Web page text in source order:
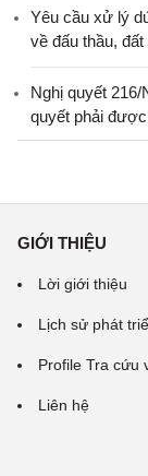
Yêu cầu xử lý
về đấu thầu,
Nghị quyết
quyết phải
GIỚI THIỆU
Lời giới thiệu
Lịch sử phát
Profile Tra cứu
Liên hệ